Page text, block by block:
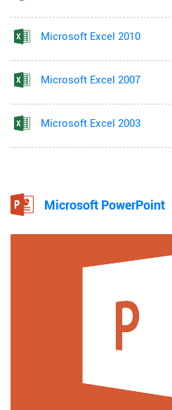
Microsoft Excel 2010
Microsoft Excel 2007
Microsoft Excel 2003
Microsoft PowerPoint